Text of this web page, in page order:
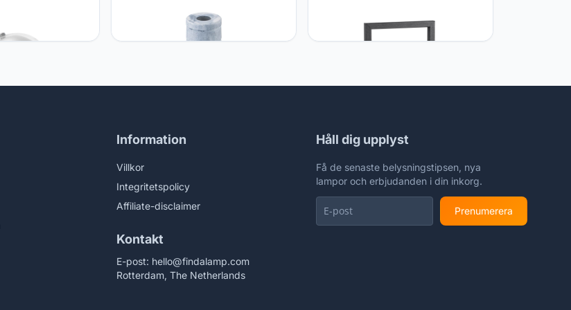
Home sweet Home Home sweet Home
Information
Villkor
Integritetspolicy
Affiliate-disclaimer
Kontakt
E-post: hello@findalamp.com
Rotterdam, The Netherlands
Håll dig upplyst
Få de senaste belysningstipsen, nya
lampor och erbjudanden i din inkorg.
Prenumerera